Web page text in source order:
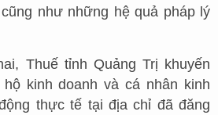
như những hệ quả pháp lý
Thuế tỉnh Quảng Trị khuyến
hộ kinh doanh và cá nhân kinh
thực tế tại địa chỉ đã đăng